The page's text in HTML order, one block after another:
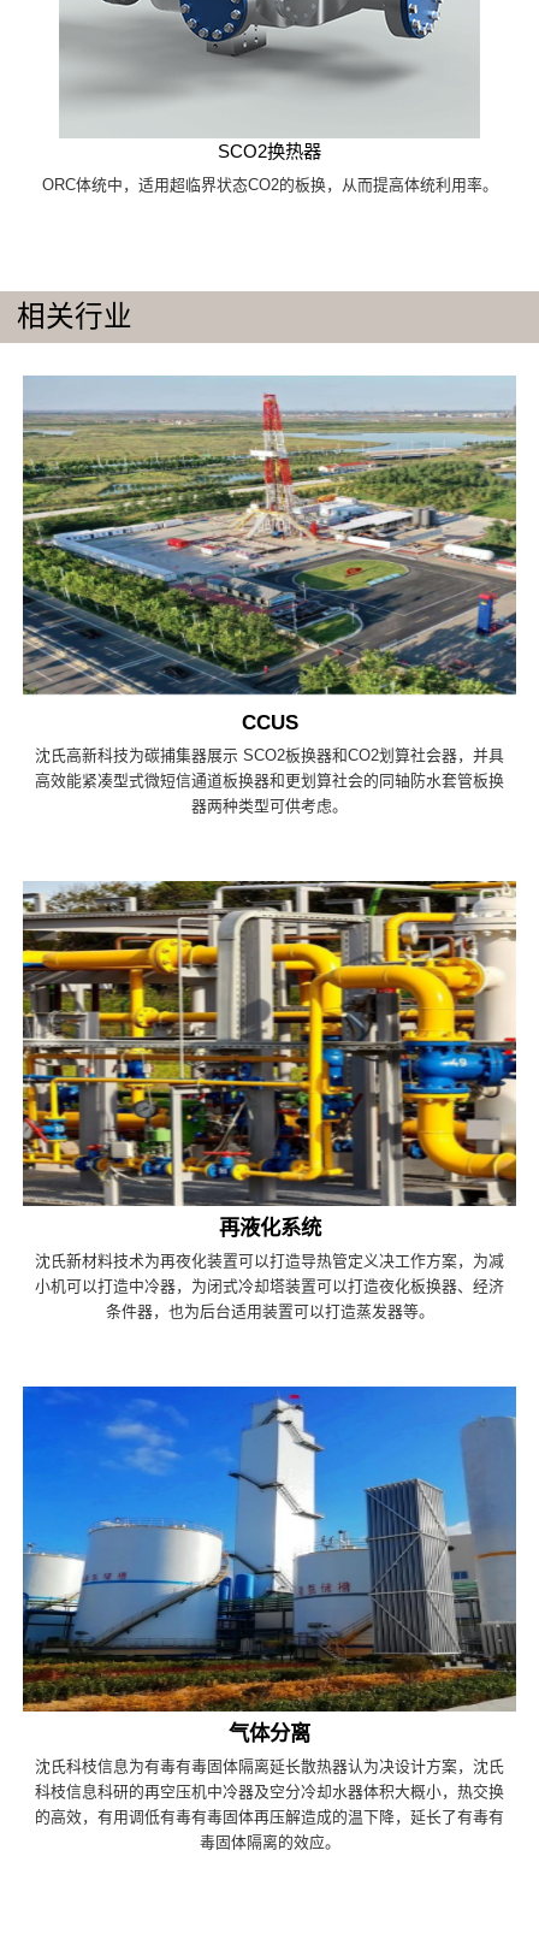
SCO2换热器
ORC体统中，适用超临界状态CO2的板换，从而提高体统利用率。
相关行业
CCUS
沈氏高新科技为碳捕集器展示 SCO2板换器和CO2划算社会器，并具
高效能紧凑型式微短信通道板换器和更划算社会的同轴防水套管板换
器两种类型可供考虑。
再液化系统
沈氏新材料技术为再夜化装置可以打造导热管定义决工作方案，为减
小机可以打造中冷器，为闭式冷却塔装置可以打造夜化板换器、经济
条件器，也为后台适用装置可以打造蒸发器等。
气体分离
沈氏科枝信息为有毒有毒固体隔离延长散热器认为决设计方案，沈氏
科枝信息科研的再空压机中冷器及空分冷却水器体积大概小，热交换
的高效，有用调低有毒有毒固体再压解造成的温下降，延长了有毒有
毒固体隔离的效应。